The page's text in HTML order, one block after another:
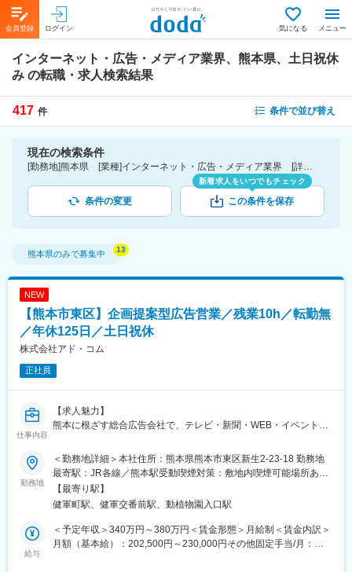
会員登録 ログイン 気になる メニュー
インターネット・広告・メディア業界、熊本県、土日祝休
み の転職・求人検索結果
417 件 条件で並び替え
現在の検索条件
[勤務地]熊本県 [業種]インターネット・広告・メディア業界 [詳細条件](休日・働き方)土日祝休み
条件の変更
新着求人をいつでもチェック
この条件を保存
熊本県のみで募集中
NEW
【熊本市東区】企画提案型広告営業／残業10h／転勤無
／年休125日／土日祝休
株式会社アド・コム
正社員
仕事内容
【求人魅力】
熊本に根ざす総合広告会社で、テレビ・新聞・WEB・イベント・
行政や大手企業との実績があり、裁量権を持って企画から実行ま
で携われるため、企画力と実務力を高めたい方に最適です。
【業務内容】
・テレビCM・新聞広告などマスメディアの企画提案
・WEB広告・SNS広告のプランニング
・行政案件のPR企画／イベント受託運営
勤務地
＜勤務地詳細＞本社住所：熊本県熊本市東区新生2-23-18 勤務地
最寄駅：JR各線／熊本駅受動喫煙対策：敷地内喫煙可能場所あり
変更の範囲：会社の定める事業所
【最寄り駅】
健軍町駅、健軍交番前駅、動植物園入口駅
給与
＜予定年収＞340万円～380万円＜賃金形態＞月給制＜賃金内訳＞
月額（基本給）：202,500円～230,000円その他固定手当/月：